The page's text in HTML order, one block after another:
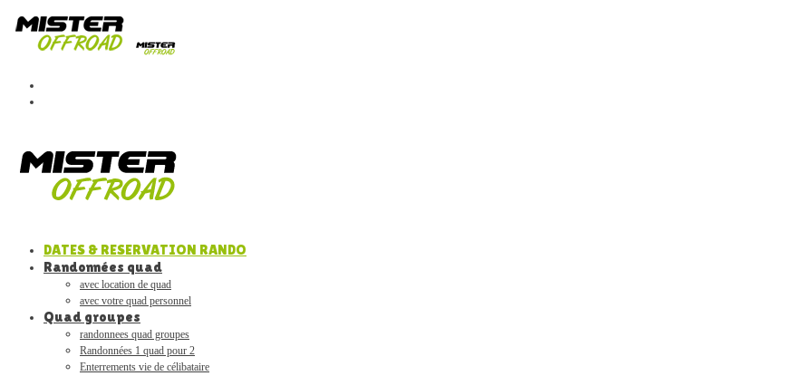
DATES & RESERVATION RANDO
Randonnées quad
avec location de quad
avec votre quad personnel
Quad groupes
randonnees quad groupes
Randonnées 1 quad pour 2
Enterrements vie de célibataire